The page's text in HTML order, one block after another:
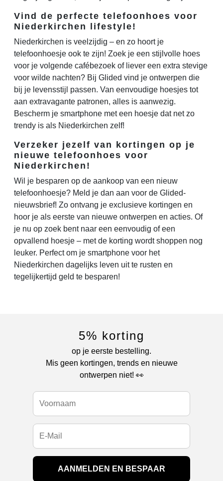
Vind de perfecte telefoonhoes voor
Niederkirchen lifestyle!
Niederkirchen is veelzijdig – en zo hoort je
telefoonhoesje ook te zijn! Zoek je een stijlvolle hoes
voor je volgende cafébezoek of liever een extra stevige
voor wilde nachten? Bij Glided vind je ontwerpen die
bij je levensstijl passen. Van eenvoudige hoesjes tot
aan extravagante patronen, alles is aanwezig.
Bescherm je smartphone met een hoesje dat net zo
trendy is als Niederkirchen zelf!
Verzeker jezelf van kortingen op je
nieuwe telefoonhoes voor
Niederkirchen!
Wil je besparen op de aankoop van een nieuw
telefoonhoesje? Meld je dan aan voor de Glided-
nieuwsbrief! Zo ontvang je exclusieve kortingen en
hoor je als eerste van nieuwe ontwerpen en acties. Of
je nu op zoek bent naar een eenvoudig of een
opvallend hoesje – met de korting wordt shoppen nog
leuker. Perfect om je smartphone voor het
Niederkirchen dagelijks leven uit te rusten en
tegelijkertijd geld te besparen!
5% korting
op je eerste bestelling.
Mis geen kortingen, trends en nieuwe
ontwerpen niet! 👀
AANMELDEN EN BESPAAR